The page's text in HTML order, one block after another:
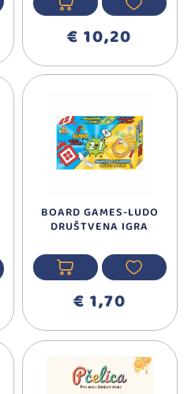
€ 10,20
BOARD GAMES-LUDO
DRUŠTVENA IGRA
€ 1,70